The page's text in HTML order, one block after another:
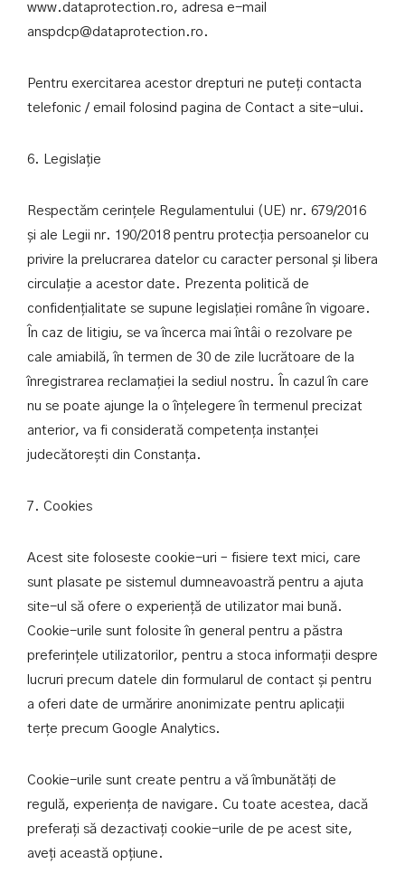
www.dataprotection.ro, adresa e-mail
anspdcp@dataprotection.ro.
Pentru exercitarea acestor drepturi ne puteți contacta
telefonic / email folosind pagina de Contact a site-ului.
6. Legislație
Respectăm cerințele Regulamentului (UE) nr. 679/2016
și ale Legii nr. 190/2018 pentru protecția persoanelor cu
privire la prelucrarea datelor cu caracter personal și libera
circulație a acestor date. Prezenta politică de
confidențialitate se supune legislației române în vigoare.
În caz de litigiu, se va încerca mai întâi o rezolvare pe
cale amiabilă, în termen de 30 de zile lucrătoare de la
înregistrarea reclamației la sediul nostru. În cazul în care
nu se poate ajunge la o înțelegere în termenul precizat
anterior, va fi considerată competența instanței
judecătorești din Constanța.
7. Cookies
Acest site foloseste cookie-uri – fisiere text mici, care
sunt plasate pe sistemul dumneavoastră pentru a ajuta
site-ul să ofere o experiență de utilizator mai bună.
Cookie-urile sunt folosite în general pentru a păstra
preferințele utilizatorilor, pentru a stoca informații despre
lucruri precum datele din formularul de contact și pentru
a oferi date de urmărire anonimizate pentru aplicații
terțe precum Google Analytics.
Cookie-urile sunt create pentru a vă îmbunătăți de
regulă, experiența de navigare. Cu toate acestea, dacă
preferați să dezactivați cookie-urile de pe acest site,
aveți această opțiune.